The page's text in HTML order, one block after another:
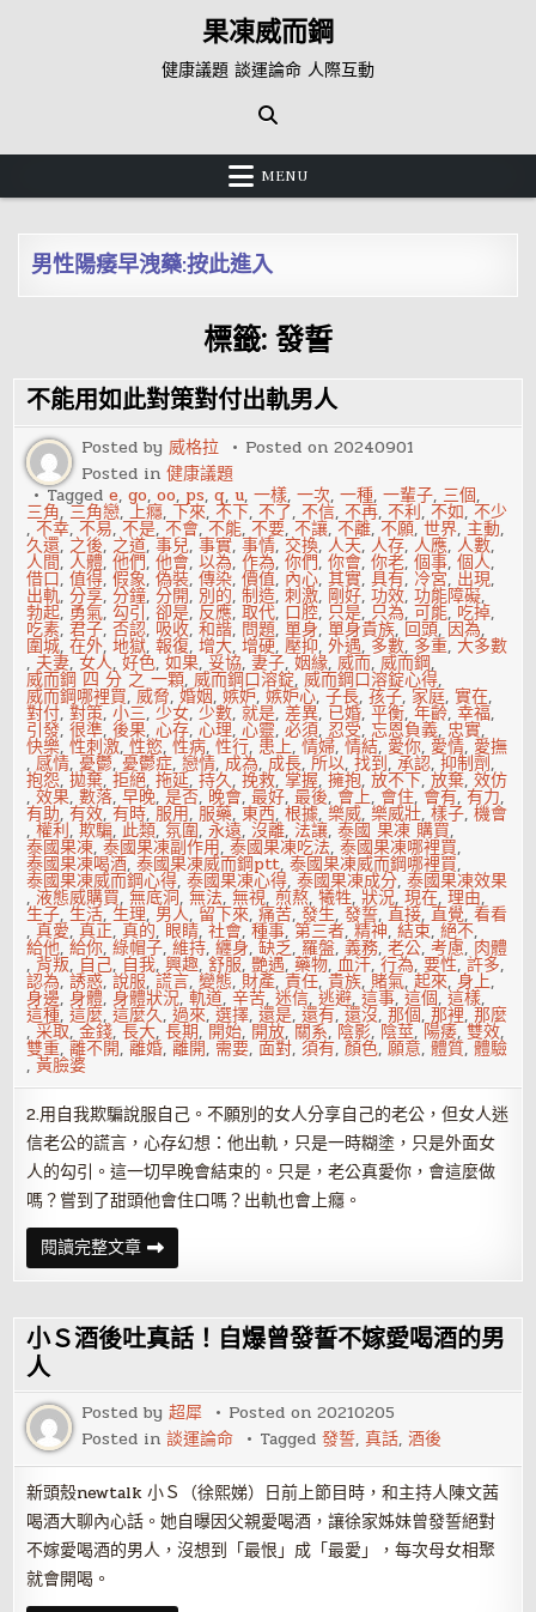
果凍威而鋼
健康議題 談運論命 人際互動
MENU
男性陽痿早洩藥:按此進入
標籤: 發誓
不能用如此對策對付出軌男人
Posted by威格拉 Posted on20240901
Posted in健康議題
Taggede,go,oo, ps,q,u,一樣,一次,一種,一輩子, 三個,
三角,三角戀,上癮,下來,不下,不了,不信,不再,不利,不如,不少
,不幸,不易,不是,不會,不能,不要,不讓,不離,不願,世界,主動,
久還, 之後, 之道,事兒,事實,事情, 交換,人天,人存,人應,人數,
人間,人體,他們,他會,以為,作為,你們,你會,你老,個事,個人,
借口,值得,假象,偽裝,傳染,價值, 內心,其實,具有, 冷宮, 出現,
出軌,分享,分鐘,分開, 別的,制造,刺激, 剛好,功效,功能障礙,
勃起, 勇氣,勾引,卻是, 反應,取代, 口腔, 只是, 只為,可能, 吃掉,
吃素,君子,否認, 吸收,和諧, 問題,單身,單身貴族, 回頭, 因為,
圍城,在外,地獄,報復,增大,增硬,壓抑,外遇, 多數, 多重,大多數
, 夫妻,女人,好色,如果,妥協,妻子,姻緣,威而,威而鋼,
威而鋼 四 分 之 一顆,威而鋼口溶錠,威而鋼口溶錠心得,
威而鋼哪裡買,威脅,婚姻,嫉妒,嫉妒心,子長,孩子, 家庭,實在,
對付,對策,小三,少女,少數,就是,差異, 已婚,平衡,年齡,幸福,
引發,很準,後果,心存,心理,心靈,必須, 忍受,忘恩負義,忠實,
快樂,性刺激,性慾,性病,性行, 患上,情婦,情結, 愛你, 愛情, 愛撫
,感情,憂鬱,憂鬱症,戀情, 成為,成長,所以,找到,承認,抑制劑,
抱怨,拋棄,拒絕,拖延,持久,挽救,掌握,擁抱,放不下,放棄,效仿
,效果,數落,早晚,是否, 晚會,最好,最後,會上, 會住, 會有,有力,
有助,有效,有時,服用,服藥,東西,根據,樂威,樂威壯,樣子,機會
,權利,欺騙,此類,氛圍,永遠,沒離, 法讓,泰國 果凍 購買,
泰國果凍,泰國果凍副作用,泰國果凍吃法,泰國果凍哪裡買,
泰國果凍喝酒,泰國果凍威而鋼ptt,泰國果凍威而鋼哪裡買,
泰國果凍威而鋼心得,泰國果凍心得,泰國果凍成分,泰國果凍效果
,液態威購買,無底洞,無法,無視,煎熬,犧牲,狀況,現在,理由,
生子,生活,生理, 男人, 留下來,痛苦,發生,發誓,直接,直覺,看看
,真愛,真正,真的, 眼睛,社會,種事, 第三者,精神,結束,絕不,
給他,給你,綠帽子,維持,纏身,缺乏, 羅盤,義務,老公,考慮, 肉體
, 背叛, 自己, 自我,興趣,舒服,艷遇,藥物,血汗,行為,要性,許多,
認為,誘惑,說服,謊言,變態, 財產,責任,貴族,賭氣,起來,身上,
身邊,身體,身體狀況,軌道,辛苦,迷信,逃避,這事,這個,這樣,
這種,這麼,這麼久,過來,選擇,還是,還有,還沒,那個,那裡,那麼
,采取,金錢,長大,長期, 開始, 開放, 關系, 陰影, 陰莖, 陽痿,雙效,
雙重,離不開,離婚,離開, 需要,面對,須有,顏色,願意,體質,體驗
,黃臉婆
2.用自我欺騙說服自己。不願別的女人分享自己的老公，但女人迷
信老公的謊言，心存幻想：他出軌，只是一時糊塗，只是外面女
人的勾引。這一切早晚會結束的。只是，老公真愛你，會這麼做
嗎？嘗到了甜頭他會住口嗎？出軌也會上癮。
閱讀完整文章不
能
用
此
對
策
出
軌
男
人
小Ｓ酒後吐真話！自爆曾發誓不嫁愛喝酒的男
人
Posted by超犀 Posted on20210205
Posted in談運論命 Tagged發誓,真話,酒後
新頭殼newtalk 小Ｓ（徐熙娣）日前上節目時，和主持人陳文茜
喝酒大聊內心話。她自曝因父親愛喝酒，讓徐家姊妹曾發誓絕對
不嫁愛喝酒的男人，沒想到「最恨」成「最愛」，每次母女相聚
就會開喝。